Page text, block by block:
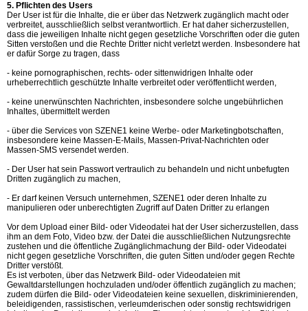
5. Pflichten des Users
Der User ist für die Inhalte, die er über das Netzwerk zugänglich macht oder
verbreitet, ausschließlich selbst verantwortlich. Er hat daher sicherzustellen,
dass die jeweiligen Inhalte nicht gegen gesetzliche Vorschriften oder die guten
Sitten verstoßen und die Rechte Dritter nicht verletzt werden. Insbesondere hat
er dafür Sorge zu tragen, dass
- keine pornographischen, rechts- oder sittenwidrigen Inhalte oder
urheberrechtlich geschützte Inhalte verbreitet oder veröffentlicht werden,
- keine unerwünschten Nachrichten, insbesondere solche ungebührlichen
Inhaltes, übermittelt werden
- über die Services von SZENE1 keine Werbe- oder Marketingbotschaften,
insbesondere keine Massen-E-Mails, Massen-Privat-Nachrichten oder
Massen-SMS versendet werden.
- Der User hat sein Passwort vertraulich zu behandeln und nicht unbefugten
Dritten zugänglich zu machen,
- Er darf keinen Versuch unternehmen, SZENE1 oder deren Inhalte zu
manipulieren oder unberechtigten Zugriff auf Daten Dritter zu erlangen
Vor dem Upload einer Bild- oder Videodatei hat der User sicherzustellen, dass
ihm an dem Foto, Video bzw. der Datei die ausschließlichen Nutzungsrechte
zustehen und die öffentliche Zugänglichmachung der Bild- oder Videodatei
nicht gegen gesetzliche Vorschriften, die guten Sitten und/oder gegen Rechte
Dritter verstößt.
Es ist verboten, über das Netzwerk Bild- oder Videodateien mit
Gewaltdarstellungen hochzuladen und/oder öffentlich zugänglich zu machen;
zudem dürfen die Bild- oder Videodateien keine sexuellen, diskriminierenden,
beleidigenden, rassistischen, verleumderischen oder sonstig rechtswidrigen